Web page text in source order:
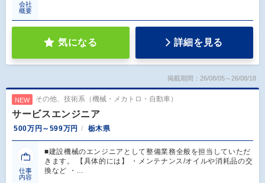
会社
概要
気になる 詳細を見る
掲載期間：26/08/05～26/08/18
NEW その他、技術系（機械・メカトロ・自動車）
サービスエンジニア
500万円～599万円 栃木県
仕事
内容
■建設機械のエンジニアとして整備業務全般を担当していただ
きます。 【具体的には】 ・メンテナンス/オイルや消耗品の交
換など ・…